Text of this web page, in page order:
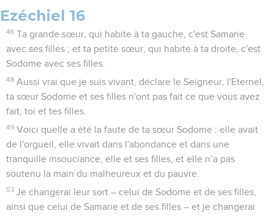
Ezéchiel 16
46 Ta grande sœur, qui habite à ta gauche, c'est Samarie
avec ses filles ; et ta petite sœur, qui habite à ta droite, c'est
Sodome avec ses filles.
48 Aussi vrai que je suis vivant, déclare le Seigneur, l'Eternel,
ta sœur Sodome et ses filles n'ont pas fait ce que vous avez
fait, toi et tes filles.
49 Voici quelle a été la faute de ta sœur Sodome : elle avait
de l'orgueil, elle vivait dans l'abondance et dans une
tranquille insouciance, elle et ses filles, et elle n’a pas
soutenu la main du malheureux et du pauvre.
53 Je changerai leur sort – celui de Sodome et de ses filles,
ainsi que celui de Samarie et de ses filles – et je changerai